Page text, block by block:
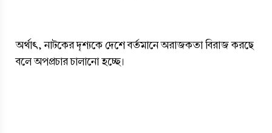
অর্থাৎ, নাটকের দৃশ্যকে দেশে বর্তমানে অরাজকতা বিরাজ করছে
বলে অপপ্রচার চালানো হচ্ছে।